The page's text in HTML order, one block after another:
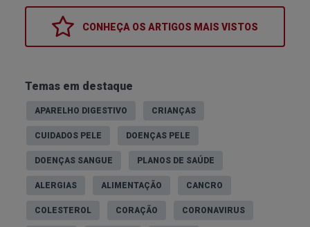
CONHEÇA OS ARTIGOS MAIS VISTOS
Temas em destaque
APARELHO DIGESTIVO CRIANÇAS
CUIDADOS PELE DOENÇAS PELE
DOENÇAS SANGUE PLANOS DE SAÚDE
ALERGIAS ALIMENTAÇÃO CANCRO
COLESTEROL CORAÇÃO CORONAVIRUS